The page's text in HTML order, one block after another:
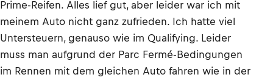
Prime-Reifen. Alles lief gut, aber leider war ich mit
meinem Auto nicht ganz zufrieden. Ich hatte viel
Untersteuern, genauso wie im Qualifying. Leider
muss man aufgrund der Parc Fermé-Bedingungen
im Rennen mit dem gleichen Auto fahren wie in der